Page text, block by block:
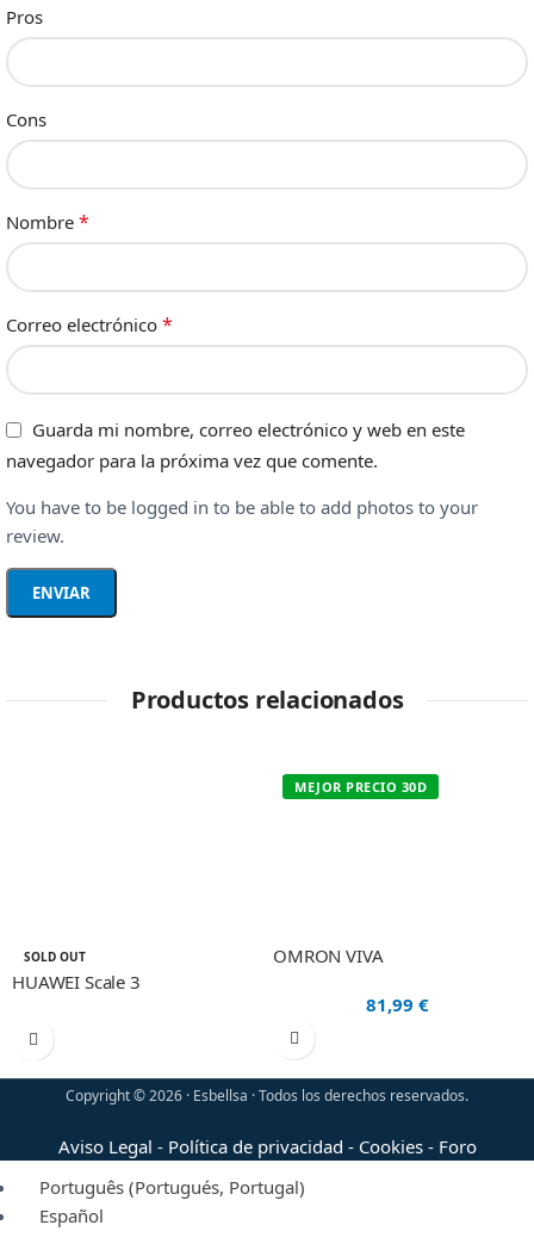
Pros
Cons
Nombre *
Correo electrónico *
Guarda mi nombre, correo electrónico y web en este
navegador para la próxima vez que comente.
You have to be logged in to be able to add photos to your
review.
Productos relacionados
SOLD OUT
HUAWEI Scale 3
MEJOR PRECIO 30D
OMRON VIVA
81,99 €
Copyright © 2026 · Esbellsa · Todos los derechos reservados.
Aviso Legal - Política de privacidad - Cookies- Foro
Português (Portugués, Portugal)
Español